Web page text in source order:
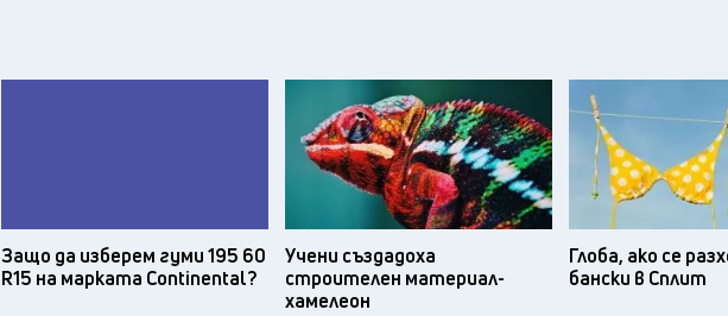
Защо да изберем гуми 195 60
R15 на марката Continental?
Учени създадоха
строителен материал-
хамелеон
Глоба, ако се
бански в Сплит